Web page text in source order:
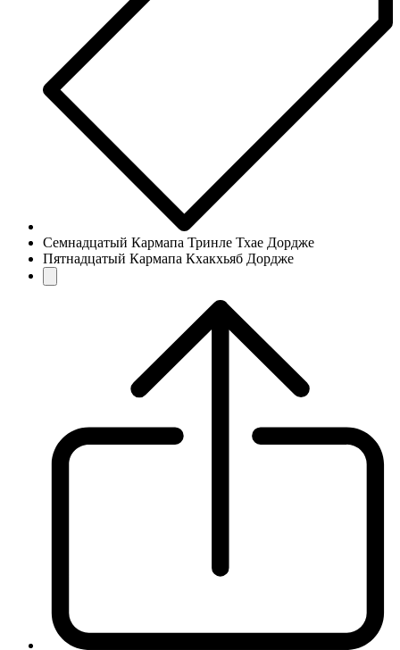
Семнадцатый Кармапа Тринле Тхае Дордже
Пятнадцатый Кармапа Кхакхьяб Дордже